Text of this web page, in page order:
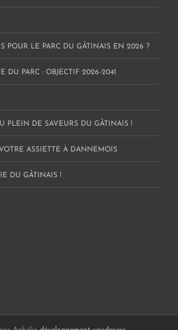
POUR LE PARC DU GÂTINAIS EN 2026 ?
DU PARC : OBJECTIF 2026-2041
PLEIN DE SAVEURS DU GÂTINAIS !
ASSIETTE À DANNEMOIS
DU GÂTINAIS !